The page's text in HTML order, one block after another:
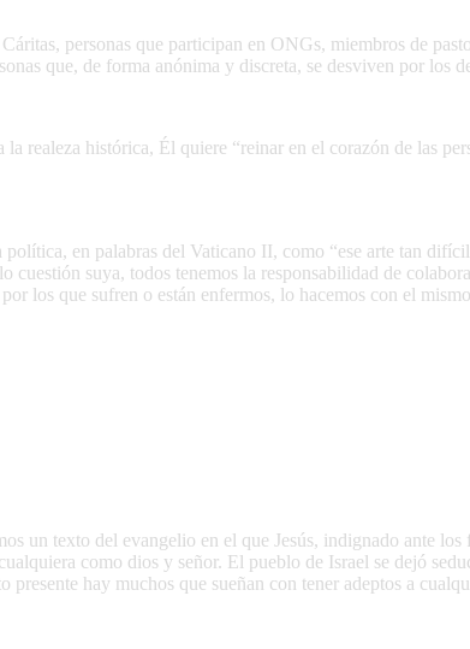
personas que participan en ONGs, miembros de
que, de forma anónima y discreta, se desviven por los
realeza histórica, Él quiere “reinar en el corazón de las
en palabras del Vaticano II, como “ese arte tan
suya, todos tenemos la responsabilidad de
los que sufren o están enfermos, lo hacemos con el
un texto del evangelio en el que Jesús, indignado ante
como dios y señor. El pueblo de Israel se dejó
hay muchos que sueñan con tener adeptos a